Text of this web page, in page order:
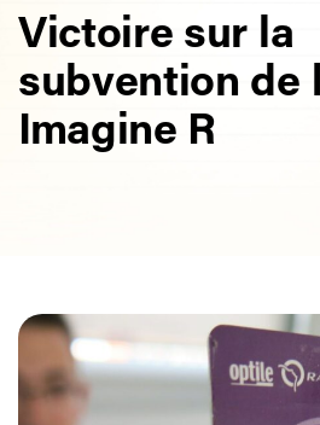
Victoire sur la
subvention de
Imagine R